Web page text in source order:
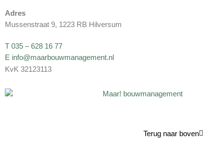
Adres
Mussenstraat 9, 1223 RB Hilversum
T 035 – 628 16 77
E info@maarbouwmanagement.nl
KvK 32123113
Terug naar boven